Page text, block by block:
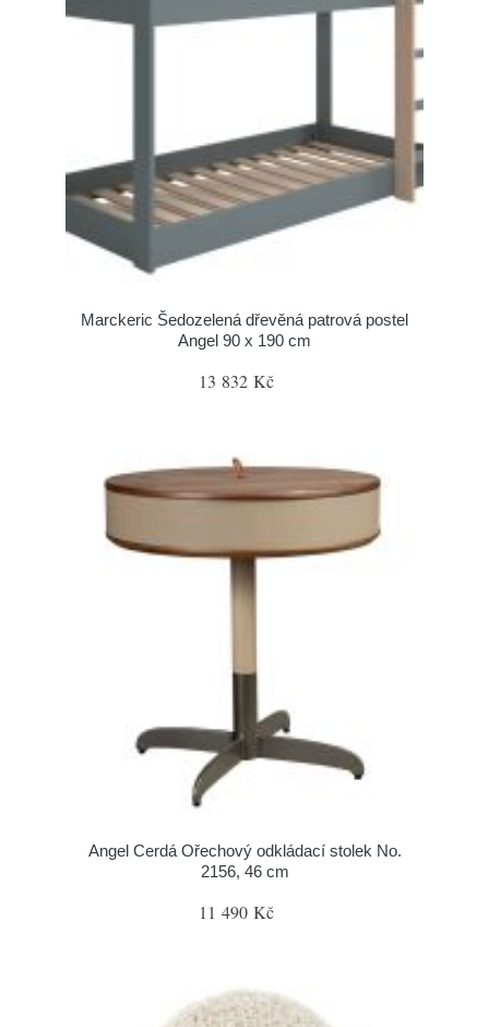
Marckeric Šedozelená dřevěná patrová postel
Angel 90 x 190 cm
13 832 Kč
Angel Cerdá Ořechový odkládací stolek No.
2156, 46 cm
11 490 Kč